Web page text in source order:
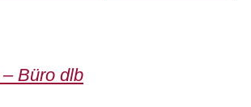
Büro dlb